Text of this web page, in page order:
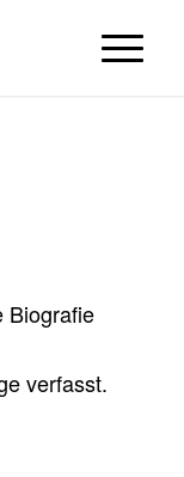
Biografie
verfasst.